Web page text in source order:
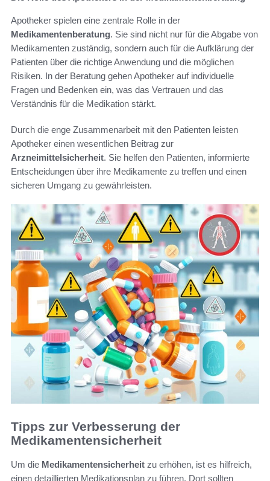
Apotheker spielen eine zentrale Rolle in der
Medikamentenberatung. Sie sind nicht nur für die Abgabe von
Medikamenten zuständig, sondern auch für die Aufklärung der
Patienten über die richtige Anwendung und die möglichen
Risiken. In der Beratung gehen Apotheker auf individuelle
Fragen und Bedenken ein, was das Vertrauen und das
Verständnis für die Medikation stärkt.
Durch die enge Zusammenarbeit mit den Patienten leisten
Apotheker einen wesentlichen Beitrag zur
Arzneimittelsicherheit. Sie helfen den Patienten, informierte
Entscheidungen über ihre Medikamente zu treffen und einen
sicheren Umgang zu gewährleisten.
Tipps zur Verbesserung der
Medikamentensicherheit
Um die Medikamentensicherheit zu erhöhen, ist es hilfreich,
einen detaillierten Medikationsplan zu führen. Dort sollten